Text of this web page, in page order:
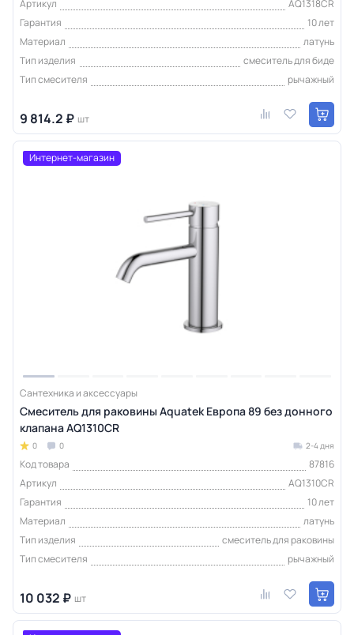
Артикул
AQ1318CR
Гарантия
10 лет
Материал
латунь
Тип изделия
смеситель для биде
Тип смесителя
рычажный
9 814.2 ₽ шт
Интернет-магазин
Сантехника и аксессуары
Смеситель для раковины Aquatek Европа 89 без донного
клапана AQ1310CR
0 0 2-4 дня
Код товара
87816
Артикул
AQ1310CR
Гарантия
10 лет
Материал
латунь
Тип изделия
смеситель для раковины
Тип смесителя
рычажный
10 032 ₽ шт